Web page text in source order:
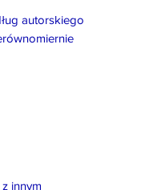
autorskiego
innym